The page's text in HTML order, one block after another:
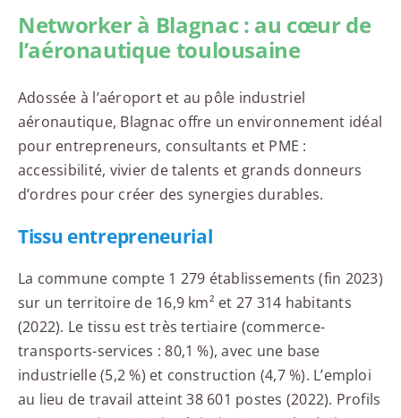
Networker à Blagnac : au cœur de
l’aéronautique toulousaine
Adossée à l’aéroport et au pôle industriel
aéronautique, Blagnac offre un environnement idéal
pour entrepreneurs, consultants et PME :
accessibilité, vivier de talents et grands donneurs
d’ordres pour créer des synergies durables.
Tissu entrepreneurial
La commune compte 1 279 établissements (fin 2023)
sur un territoire de 16,9 km² et 27 314 habitants
(2022). Le tissu est très tertiaire (commerce-
transports-services : 80,1 %), avec une base
industrielle (5,2 %) et construction (4,7 %). L’emploi
au lieu de travail atteint 38 601 postes (2022). Profils